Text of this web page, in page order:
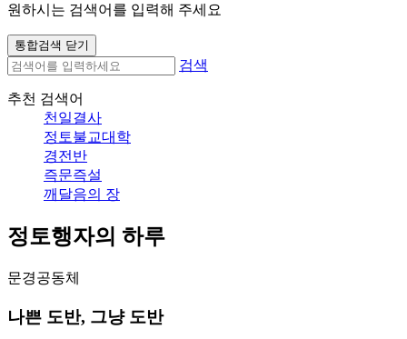
원하시는 검색어를 입력해 주세요
통합검색 닫기
검색
추천 검색어
천일결사
정토불교대학
경전반
즉문즉설
깨달음의 장
정토행자의 하루
문경공동체
나쁜 도반, 그냥 도반